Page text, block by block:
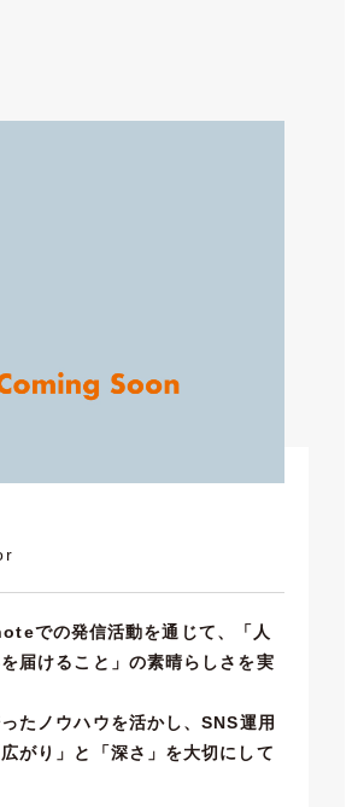
での発信活動を通じて、「人
届けること」の素晴らしさを実
たノウハウを活かし、SNS運用
がり」と「深さ」を大切にして